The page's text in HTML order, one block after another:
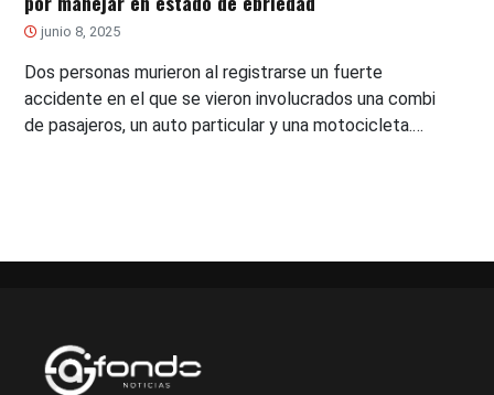
junio 8, 2025
Dos personas murieron al registrarse un fuerte
accidente en el que se vieron involucrados una combi
de pasajeros, un auto particular y una motocicleta.…